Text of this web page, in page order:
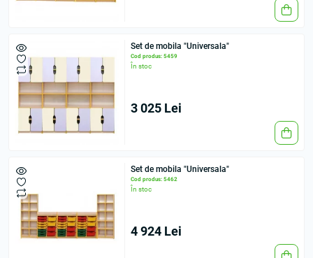
Set de mobila "Universala"
Cod produs: 5459
În stoc
3 025 Lei
Set de mobila "Universala"
Cod produs: 5462
În stoc
4 924 Lei